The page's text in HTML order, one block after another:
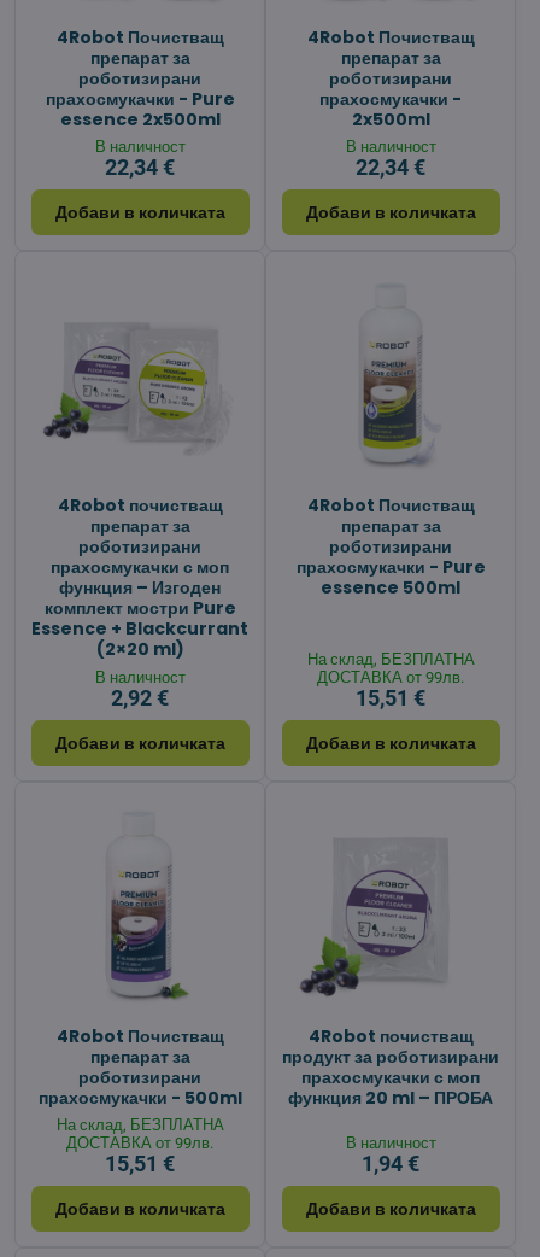
4Robot Почистващ
препарат за
роботизирани
прахосмукачки - Pure
essence 2x500ml
В наличност
22,34 €
Добави в количката
4Robot Почистващ
препарат за
роботизирани
прахосмукачки -
2x500ml
В наличност
22,34 €
Добави в количката
4Robot почистващ
препарат за
роботизирани
прахосмукачки с моп
функция – Изгоден
комплект мостри Pure
Essence + Blackcurrant
(2×20 ml)
В наличност
2,92 €
Добави в количката
4Robot Почистващ
препарат за
роботизирани
прахосмукачки - Pure
essence 500ml
На склад, БЕЗПЛАТНА
ДОСТАВКА от 99лв.
15,51 €
Добави в количката
4Robot Почистващ
препарат за
роботизирани
прахосмукачки - 500ml
На склад, БЕЗПЛАТНА
ДОСТАВКА от 99лв.
15,51 €
Добави в количката
4Robot почистващ
продукт за роботизирани
прахосмукачки с моп
функция 20 ml – ПРОБА
В наличност
1,94 €
Добави в количката